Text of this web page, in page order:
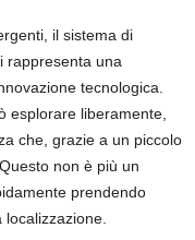
il sistema di
rappresenta una
tecnologica.
esplorare liberamente,
che, grazie a un piccolo
non è più un
prendendo